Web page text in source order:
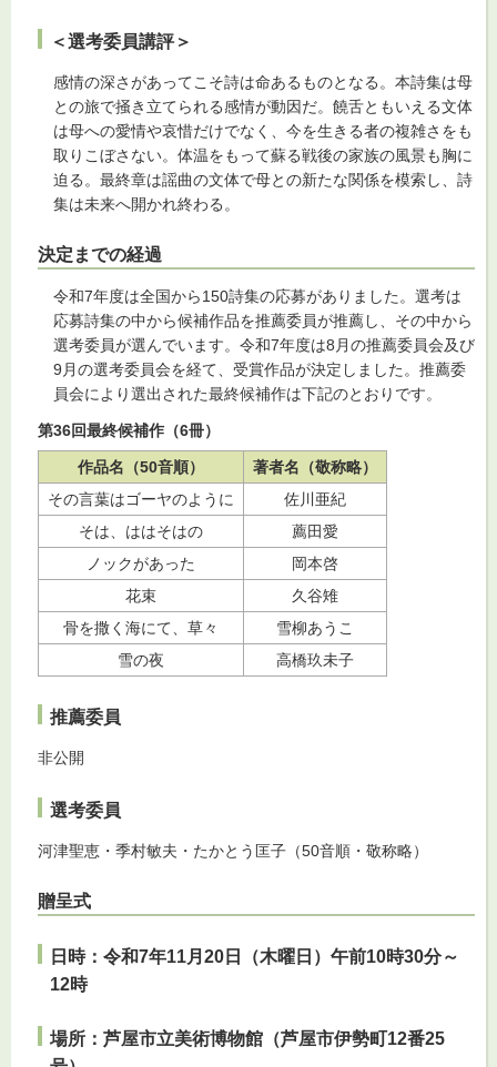
＜選考委員講評＞
感情の深さがあってこそ詩は命あるものとなる。本詩集は母
との旅で掻き立てられる感情が動因だ。饒舌ともいえる文体
は母への愛情や哀惜だけでなく、今を生きる者の複雑さをも
取りこぼさない。体温をもって蘇る戦後の家族の風景も胸に
迫る。最終章は謡曲の文体で母との新たな関係を模索し、詩
集は未来へ開かれ終わる。
決定までの経過
令和7年度は全国から150詩集の応募がありました。選考は
応募詩集の中から候補作品を推薦委員が推薦し、その中から
選考委員が選んでいます。令和7年度は8月の推薦委員会及び
9月の選考委員会を経て、受賞作品が決定しました。推薦委
員会により選出された最終候補作は下記のとおりです。
第36回最終候補作（6冊）
作品名（50音順）
著者名（敬称略）
その言葉はゴーヤのように
佐川亜紀
そは、ははそはの
薦田愛
ノックがあった
岡本啓
花束
久谷雉
骨を撒く海にて、草々
雪柳あうこ
雪の夜
高橋玖未子
推薦委員
非公開
選考委員
河津聖恵・季村敏夫・たかとう匡子（50音順・敬称略）
贈呈式
日時：令和7年11月20日（木曜日）午前10時30分～
12時
場所：芦屋市立美術博物館（芦屋市伊勢町12番25